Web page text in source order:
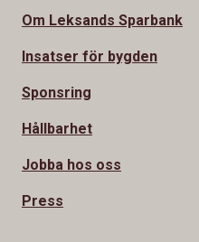
Om Leksands Sparbank
Insatser för bygden
Sponsring
Hållbarhet
Jobba hos oss
Press